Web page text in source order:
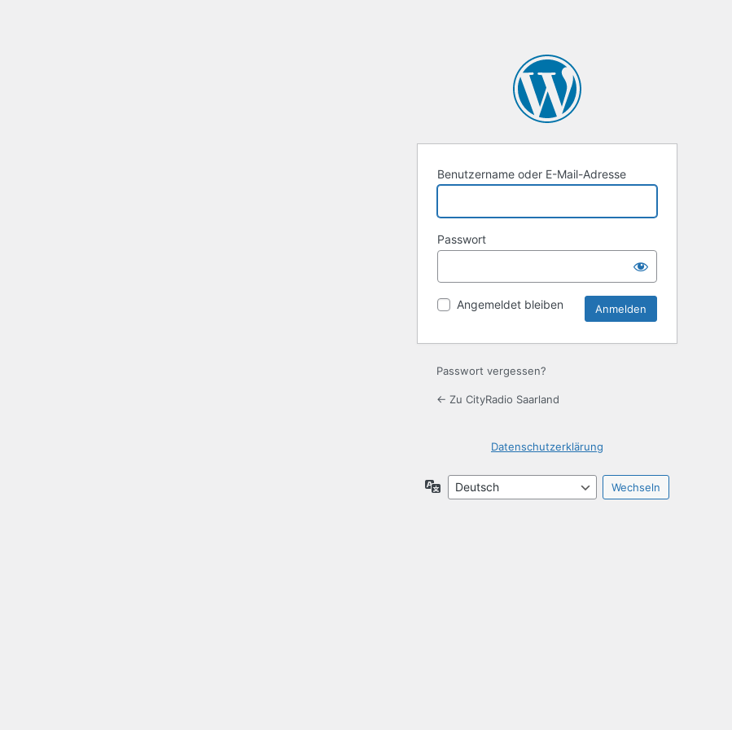
Benutzername oder E-Mail-Adresse
Passwort
Angemeldet bleiben
Passwort vergessen?
← Zu CityRadio Saarland
Datenschutzerklärung
Sprache